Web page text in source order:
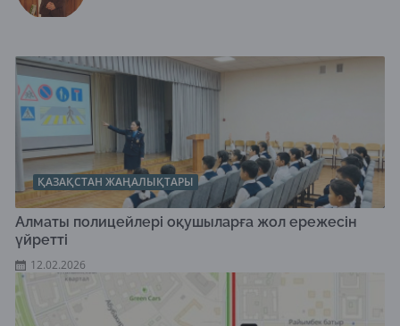
ҚАЗАҚСТАН ЖАҢАЛЫҚТАРЫ
Алматы полицейлері оқушыларға жол ережесін
үйретті
12.02.2026